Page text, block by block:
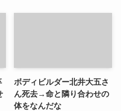
ボディビルダー北井大五さ
ん死去→命と隣り合わせの
体をなんだな